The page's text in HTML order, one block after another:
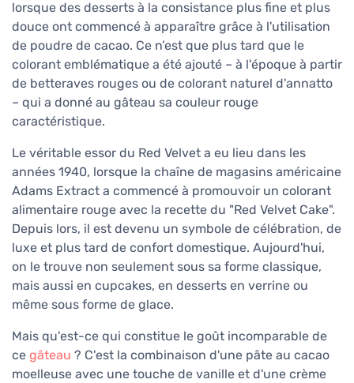
lorsque des desserts à la consistance plus fine et plus
douce ont commencé à apparaître grâce à l'utilisation
de poudre de cacao. Ce n’est que plus tard que le
colorant emblématique a été ajouté – à l'époque à partir
de betteraves rouges ou de colorant naturel d'annatto
– qui a donné au gâteau sa couleur rouge
caractéristique.
Le véritable essor du Red Velvet a eu lieu dans les
années 1940, lorsque la chaîne de magasins américaine
Adams Extract a commencé à promouvoir un colorant
alimentaire rouge avec la recette du "Red Velvet Cake".
Depuis lors, il est devenu un symbole de célébration, de
luxe et plus tard de confort domestique. Aujourd'hui,
on le trouve non seulement sous sa forme classique,
mais aussi en cupcakes, en desserts en verrine ou
même sous forme de glace.
Mais qu'est-ce qui constitue le goût incomparable de
ce gâteau ? C'est la combinaison d'une pâte au cacao
moelleuse avec une touche de vanille et d'une crème